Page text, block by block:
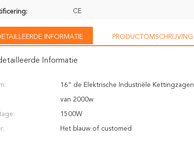
CE
INFORMATIE PRODUCTOMSCHRIJVING
Informatie
16“ de Elektrische Industriële Kettingzagen
van 2000w
1500W
Het blauw of customed